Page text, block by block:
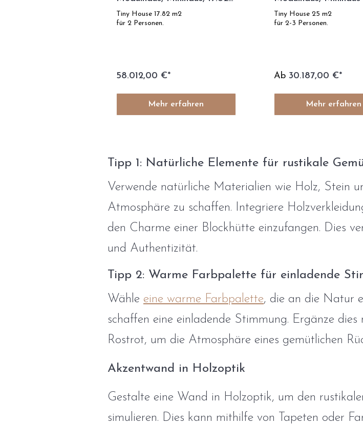
m² -für 2 Personen- Modell
D
Tiny House 17.82 m2
für 2 Personen.
58.012,00 €*
Mehr erfahren
Sunshine Modell
Tiny House 25 m2
für 2-3 Personen.
Ab 30.187,00 €*
Mehr erfahren
Tipp 1: Natürliche Elemente für rustikale
Verwende natürliche Materialien wie Holz, Stein
Atmosphäre zu schaffen. Integriere
den Charme einer Blockhütte einzufangen. Dies
und Authentizität.
Tipp 2: Warme Farbpalette für einladende
Wähle eine warme Farbpalette, die an die Natur
schaffen eine einladende Stimmung. Ergänze
Rostrot, um die Atmosphäre eines gemütlichen
Akzentwand in Holzoptik
Gestalte eine Wand in Holzoptik, um den
simulieren. Dies kann mithilfe von Tapeten oder